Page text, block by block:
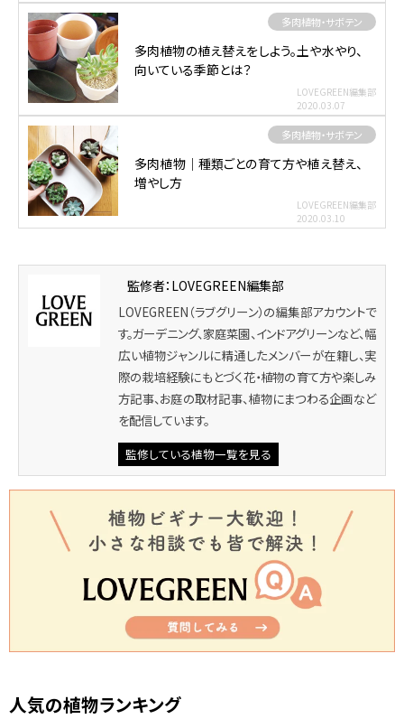
多肉植物・サボテン
多肉植物の植え替えをしよう。土や水やり、
向いている季節とは？
LOVEGREEN編集部
2020.03.07
多肉植物・サボテン
多肉植物｜種類ごとの育て方や植え替え、
増やし方
LOVEGREEN編集部
2020.03.10
監修者：LOVEGREEN編集部
LOVEGREEN（ラブグリーン）の編集部アカウントで
す。ガーデニング、家庭菜園、インドアグリーンなど、幅
広い植物ジャンルに精通したメンバーが在籍し、実
際の栽培経験にもとづく花・植物の育て方や楽しみ
方記事、お庭の取材記事、植物にまつわる企画など
を配信しています。
監修している植物一覧を見る
人気の植物ランキング